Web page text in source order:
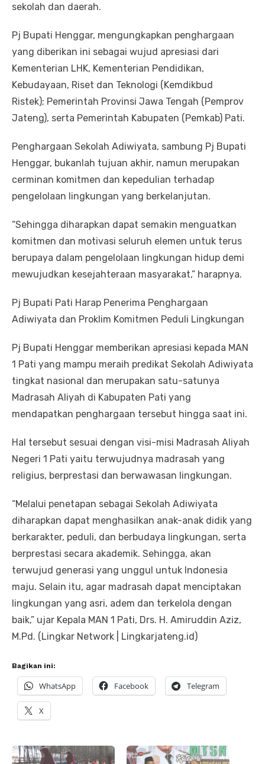
sekolah dan daerah.
Pj Bupati Henggar, mengungkapkan penghargaan
yang diberikan ini sebagai wujud apresiasi dari
Kementerian LHK, Kementerian Pendidikan,
Kebudayaan, Riset dan Teknologi (Kemdikbud
Ristek); Pemerintah Provinsi Jawa Tengah (Pemprov
Jateng), serta Pemerintah Kabupaten (Pemkab) Pati.
Penghargaan Sekolah Adiwiyata, sambung Pj Bupati
Henggar, bukanlah tujuan akhir, namun merupakan
cerminan komitmen dan kepedulian terhadap
pengelolaan lingkungan yang berkelanjutan.
“Sehingga diharapkan dapat semakin menguatkan
komitmen dan motivasi seluruh elemen untuk terus
berupaya dalam pengelolaan lingkungan hidup demi
mewujudkan kesejahteraan masyarakat,” harapnya.
Pj Bupati Pati Harap Penerima Penghargaan
Adiwiyata dan Proklim Komitmen Peduli Lingkungan
Pj Bupati Henggar memberikan apresiasi kepada MAN
1 Pati yang mampu meraih predikat Sekolah Adiwiyata
tingkat nasional dan merupakan satu-satunya
Madrasah Aliyah di Kabupaten Pati yang
mendapatkan penghargaan tersebut hingga saat ini.
Hal tersebut sesuai dengan visi-misi Madrasah Aliyah
Negeri 1 Pati yaitu terwujudnya madrasah yang
religius, berprestasi dan berwawasan lingkungan.
“Melalui penetapan sebagai Sekolah Adiwiyata
diharapkan dapat menghasilkan anak-anak didik yang
berkarakter, peduli, dan berbudaya lingkungan, serta
berprestasi secara akademik. Sehingga, akan
terwujud generasi yang unggul untuk Indonesia
maju. Selain itu, agar madrasah dapat menciptakan
lingkungan yang asri, adem dan terkelola dengan
baik,” ujar Kepala MAN 1 Pati, Drs. H. Amiruddin Aziz,
M.Pd. (Lingkar Network | Lingkarjateng.id)
Bagikan ini:
WhatsApp Facebook Telegram
X